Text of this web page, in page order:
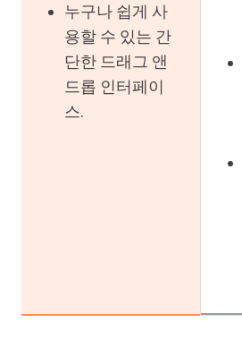
누구나 쉽게 사
용할 수 있는 간
단한 드래그 앤
드롭 인터페이
스.